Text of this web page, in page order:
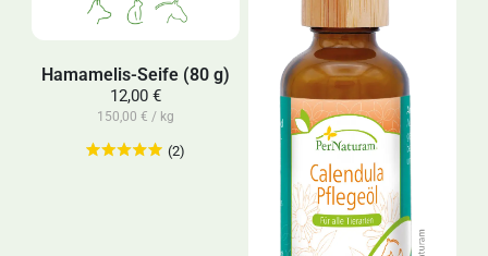
Hamamelis-Seife (80 g)
12,00 €
150,00 € / kg
(2)